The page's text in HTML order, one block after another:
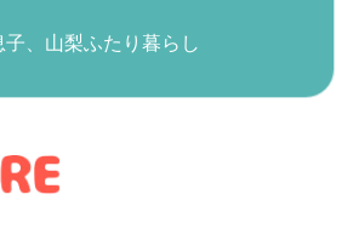
子、山梨ふたり暮らし